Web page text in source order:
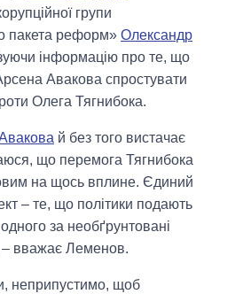
групи
пакета реформ» Олександр
інформацію про те, що
Авакова спростувати
Олега Тягнибока.
й без того вистачає
що перемога Тягнибока
на щось вплине. Єдиний
– те, що політики подають
за необґрунтовані
– вважає Леменов.
неприпустимо, щоб